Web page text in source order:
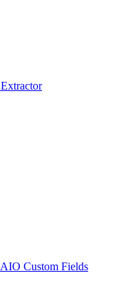
Extractor
AIO Custom Fields